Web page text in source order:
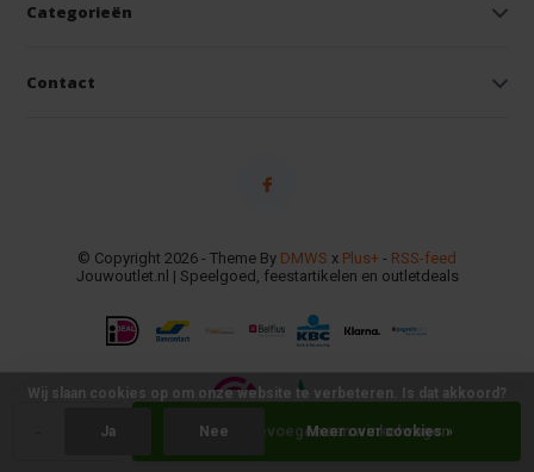
+ Toevoegen aan winkelwagen
Categorieën
Contact
© Copyright 2026 - Theme By DMWS x Plus+ - RSS-feed
Jouwoutlet.nl | Speelgoed, feestartikelen en outletdeals
Wij slaan cookies op om onze website te verbeteren. Is dat akkoord?
Ja Nee Meer over cookies »